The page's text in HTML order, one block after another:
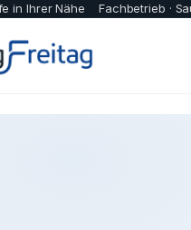
in Ihrer Nähe Fachbetrieb ·